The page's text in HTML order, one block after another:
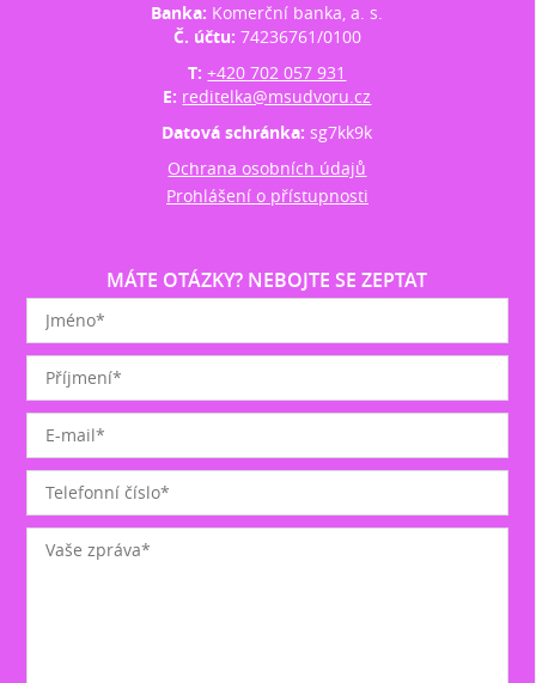
Banka: Komerční banka, a. s.
Č. účtu: 74236761/0100
T:+420 702 057 931
E: reditelka@msudvoru.cz
Datová schránka:sg7kk9k
Ochrana osobních údajů
Prohlášení o přístupnosti
MÁTE OTÁZKY? NEBOJTE SE ZEPTAT